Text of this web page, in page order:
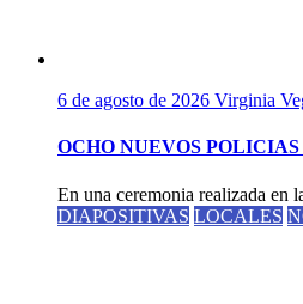
6 de agosto de 2026 Virginia
OCHO NUEVOS
En una ceremonia realizada en
DIAPOSITIVAS LOCALES